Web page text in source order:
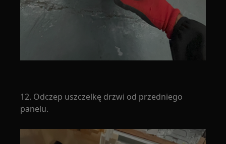
12. Odczep uszczelkę drzwi od przedniego
panelu.